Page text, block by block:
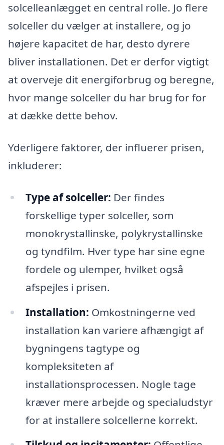
solcelleanlægget en central rolle. Jo flere
solceller du vælger at installere, og jo
højere kapacitet de har, desto dyrere
bliver installationen. Det er derfor vigtigt
at overveje dit energiforbrug og beregne,
hvor mange solceller du har brug for for
at dække dette behov.
Yderligere faktorer, der influerer prisen,
inkluderer:
Type af solceller: Der findes
forskellige typer solceller, som
monokrystallinske, polykrystallinske
og tyndfilm. Hver type har sine egne
fordele og ulemper, hvilket også
afspejles i prisen.
Installation: Omkostningerne ved
installation kan variere afhængigt af
bygningens tagtype og
kompleksiteten af
installationsprocessen. Nogle tage
kræver mere arbejde og specialudstyr
for at installere solcellerne korrekt.